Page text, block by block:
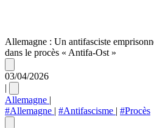
Allemagne : Un antifasciste
dans le procès « Antifa-Ost »
03/04/2026
|
Allemagne |
#Allemagne | #Antifascisme | #Procès